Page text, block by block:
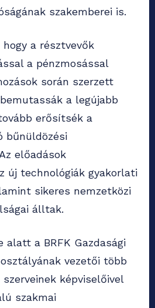
szakemberei is.
a résztvevők
a pénzmosással
során szerzett
a legújabb
erősítsék a
bűnüldözési
előadások
új technológiák gyakorlati
sikeres nemzetközi
álltak.
alatt a BRFK Gazdasági
vezetői több
képviselőivel
szakmai